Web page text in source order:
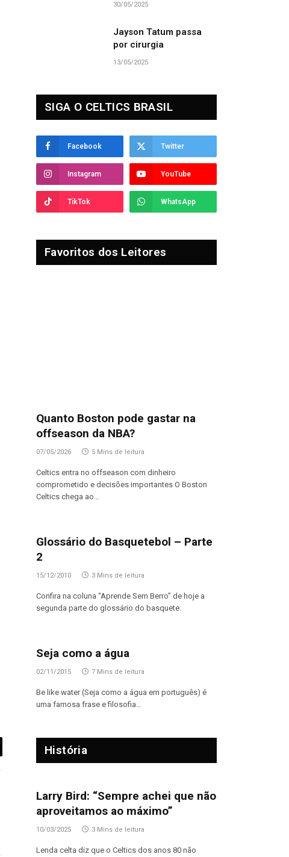
30/05/2025
Jayson Tatum passa
por cirurgia
13/05/2025
SIGA O CELTICS BRASIL
Facebook Twitter
Instagram YouTube
TikTok WhatsApp
Favoritos dos Leitores
Quanto Boston pode gastar na
offseason da NBA?
07/05/2026 5 Mins de leitura
Celtics entra no offseason com dinheiro
comprometido e decisões importantes O Boston
Celtics chega ao…
Glossário do Basquetebol – Parte
2
15/12/2010 3 Mins de leitura
Confira na coluna “Aprende Sem Berro” de hoje a
segunda parte do glossário do basquete.
Seja como a água
02/11/2015 7 Mins de leitura
Be like water (Seja como a água em português) é
uma famosa frase e filosofia…
História
Larry Bird: “Sempre achei que não
aproveitamos ao máximo”
10/03/2025 3 Mins de leitura
Lenda celta diz que o Celtics dos anos 80 não